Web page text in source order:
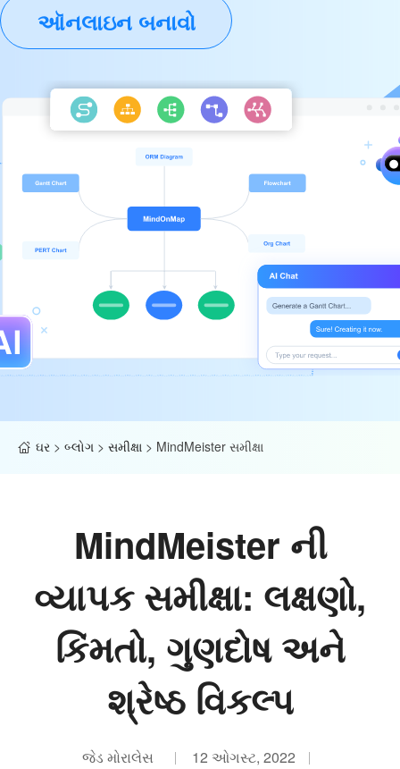
ઑનલાઇન બનાવો
ઘર > બ્લોગ > સમીક્ષા > MindMeister સમીક્ષા
MindMeister ની
વ્યાપક સમીક્ષા: લક્ષણો,
કિંમતો, ગુણદોષ અને
શ્રેષ્ઠ વિકલ્પ
જેડ મોરાલેસ
12 ઓગસ્ટ, 2022